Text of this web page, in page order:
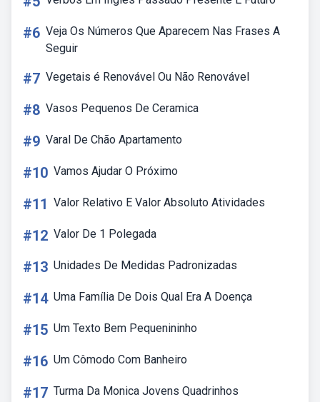
#6 Veja Os Números Que Aparecem Nas Frases A
Seguir
#7 Vegetais é Renovável Ou Não Renovável
#8 Vasos Pequenos De Ceramica
#9 Varal De Chão Apartamento
#10 Vamos Ajudar O Próximo
#11 Valor Relativo E Valor Absoluto Atividades
#12 Valor De 1 Polegada
#13 Unidades De Medidas Padronizadas
#14 Uma Família De Dois Qual Era A Doença
#15 Um Texto Bem Pequenininho
#16 Um Cômodo Com Banheiro
#17 Turma Da Monica Jovens Quadrinhos